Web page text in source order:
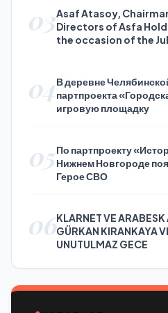
03Asaf Atasoy,
Directors of Asfa
the occasion of the
04В деревне
партпроекта
игровую площадку
05По партпроекту
Нижнем Новгороде
Герое СВО
06KLARNET VE
GÜRKAN KIRANKAYA
UNUTULMAZ GECE